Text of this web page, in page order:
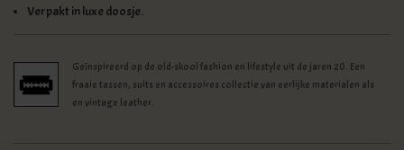
Verpakt in luxe doosje.
Geïnspireerd op de old-skool fashion en lifestyle uit de jaren 20. Een
fraaie tassen, suits en accessoires collectie van eerlijke materialen als
en vintage leather.